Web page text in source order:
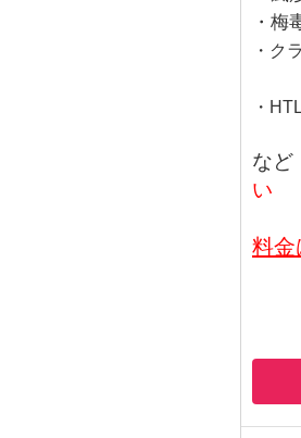
・梅
・ク
・
な
い
料金